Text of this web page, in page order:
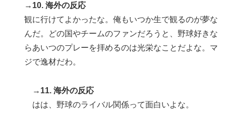
→10. 海外の反応
観に行けてよかったな。俺もいつか生で観るのが夢な
んだ。どの国やチームのファンだろうと、野球好きな
らあいつのプレーを拝めるのは光栄なことだよな。マ
ジで逸材だわ。
→11. 海外の反応
はは、野球のライバル関係って面白いよな。